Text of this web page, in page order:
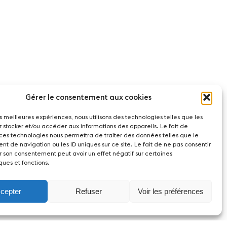
Gérer le consentement aux cookies
meilleures expériences, nous utilisons des technologies telles que les
stocker et/ou accéder aux informations des appareils. Le fait de
technologies nous permettra de traiter des données telles que le
de navigation ou les ID uniques sur ce site. Le fait de ne pas consentir
son consentement peut avoir un effet négatif sur certaines
et fonctions.
Refuser Voir les préférences